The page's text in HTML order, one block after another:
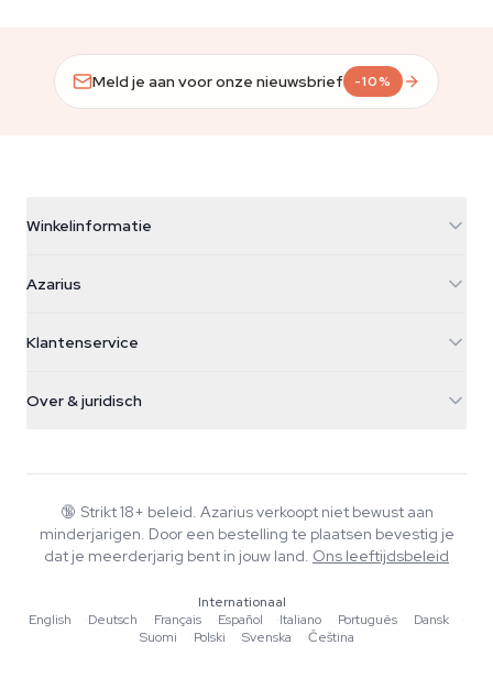
Meld je aan voor onze nieuwsbrief -10%
Winkelinformatie
Galvaniweg 11
Nederland
+31(0)204897914
Azarius
Smokeshop
Klantenservice
Retourbeleid
Veelgestelde vragen
Privacybeleid
Over & juridisch
Wiki
Schrijvers
Tools & Calculators
🔞 Strikt 18+ beleid. Azarius verkoopt niet bewust aan
minderjarigen. Door een bestelling te plaatsen bevestig je
dat je meerderjarig bent in jouw land. Ons leeftijdsbeleid
Internationaal
English
·Deutsch ·Français ·Español ·Italiano ·Português ·Dansk
·
Suomi
·Polski ·Svenska ·Čeština